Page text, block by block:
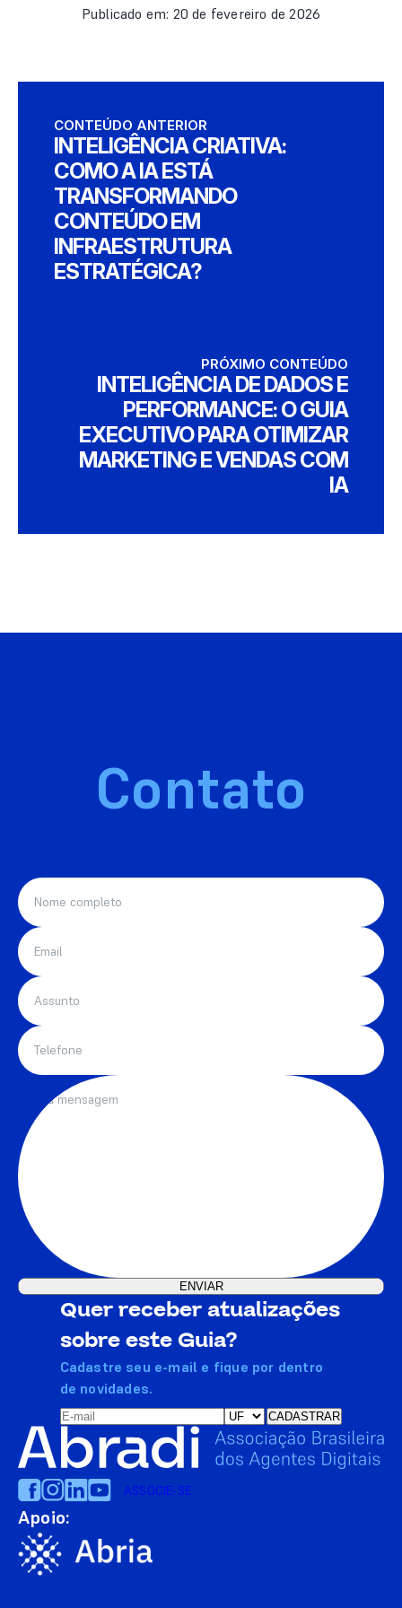
Publicado em: 20 de fevereiro de 2026
CONTEÚDO ANTERIOR
INTELIGÊNCIA CRIATIVA:
COMO A IA ESTÁ
TRANSFORMANDO
CONTEÚDO EM
INFRAESTRUTURA
ESTRATÉGICA?
PRÓXIMO CONTEÚDO
INTELIGÊNCIA DE DADOS E
PERFORMANCE: O GUIA
EXECUTIVO PARA OTIMIZAR
MARKETING E VENDAS COM
IA
Contato
Quer receber atualizações
sobre este Guia?
Cadastre seu e-mail e fique por dentro
de novidades.
ASSOCIE-SE
Apoio: